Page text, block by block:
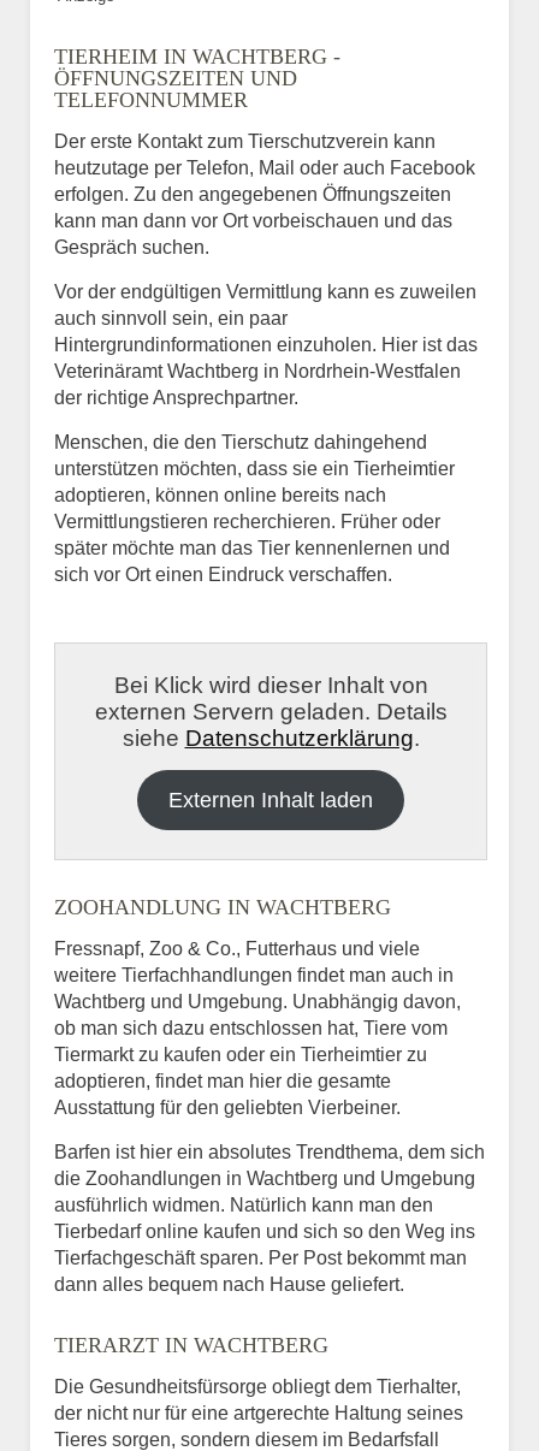
TIERHEIM IN WACHTBERG -
ÖFFNUNGSZEITEN UND
TELEFONNUMMER
Der erste Kontakt zum Tierschutzverein kann
heutzutage per Telefon, Mail oder auch Facebook
erfolgen. Zu den angegebenen Öffnungszeiten
kann man dann vor Ort vorbeischauen und das
Gespräch suchen.
Vor der endgültigen Vermittlung kann es zuweilen
auch sinnvoll sein, ein paar
Hintergrundinformationen einzuholen. Hier ist das
Veterinäramt Wachtberg in Nordrhein-Westfalen
der richtige Ansprechpartner.
Menschen, die den Tierschutz dahingehend
unterstützen möchten, dass sie ein Tierheimtier
adoptieren, können online bereits nach
Vermittlungstieren recherchieren. Früher oder
später möchte man das Tier kennenlernen und
sich vor Ort einen Eindruck verschaffen.
Bei Klick wird dieser Inhalt von
externen Servern geladen. Details
siehe Datenschutzerklärung.
Externen Inhalt laden
ZOOHANDLUNG IN WACHTBERG
Fressnapf, Zoo & Co., Futterhaus und viele
weitere Tierfachhandlungen findet man auch in
Wachtberg und Umgebung. Unabhängig davon,
ob man sich dazu entschlossen hat, Tiere vom
Tiermarkt zu kaufen oder ein Tierheimtier zu
adoptieren, findet man hier die gesamte
Ausstattung für den geliebten Vierbeiner.
Barfen ist hier ein absolutes Trendthema, dem sich
die Zoohandlungen in Wachtberg und Umgebung
ausführlich widmen. Natürlich kann man den
Tierbedarf online kaufen und sich so den Weg ins
Tierfachgeschäft sparen. Per Post bekommt man
dann alles bequem nach Hause geliefert.
TIERARZT IN WACHTBERG
Die Gesundheitsfürsorge obliegt dem Tierhalter,
der nicht nur für eine artgerechte Haltung seines
Tieres sorgen, sondern diesem im Bedarfsfall